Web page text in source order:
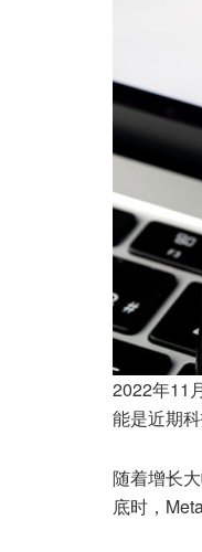
2022年11
能是近期
随着增长
底时，